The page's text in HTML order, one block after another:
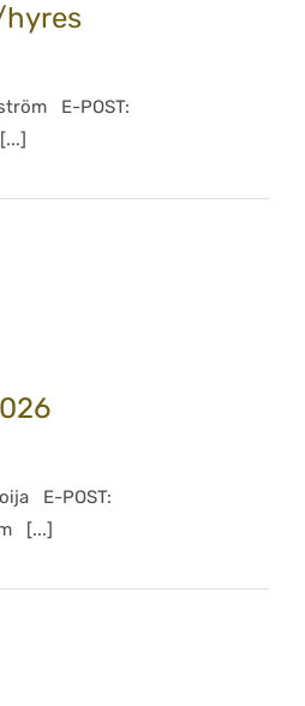
E-POST:
E-POST:
[...]